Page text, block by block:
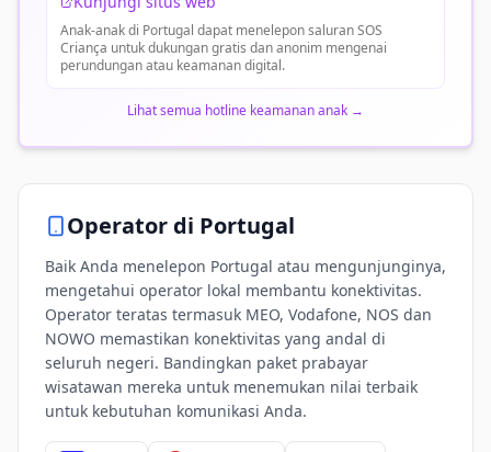
Anak-anak di Portugal dapat menelepon saluran SOS
Criança untuk dukungan gratis dan anonim mengenai
perundungan atau keamanan digital.
Lihat semua hotline keamanan anak →
Operator di Portugal
Baik Anda menelepon Portugal atau mengunjunginya,
mengetahui operator lokal membantu konektivitas.
Operator teratas termasuk MEO, Vodafone, NOS dan
NOWO memastikan konektivitas yang andal di
seluruh negeri. Bandingkan paket prabayar
wisatawan mereka untuk menemukan nilai terbaik
untuk kebutuhan komunikasi Anda.